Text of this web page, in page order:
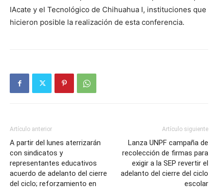
IAcate y el Tecnológico de Chihuahua I, instituciones que
hicieron posible la realización de esta conferencia.
Artículo anterior
A partir del lunes aterrizarán
con sindicatos y
representantes educativos
acuerdo de adelanto del cierre
del ciclo; reforzamiento en
Artículo siguiente
Lanza UNPF campaña de
recolección de firmas para
exigir a la SEP revertir el
adelanto del cierre del ciclo
escolar